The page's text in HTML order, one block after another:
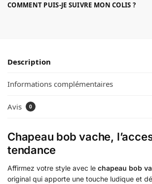
COMMENT PUIS-JE SUIVRE MON COLIS ?
Description
Informations complémentaires
Avis 0
Chapeau bob vache,
tendance
Affirmez votre style avec le chapeau bob
original qui apporte une touche ludique et